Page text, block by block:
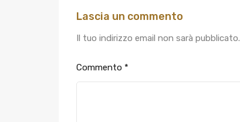
Lascia un commento
Il tuo indirizzo email non sarà pubblicato.
Commento *